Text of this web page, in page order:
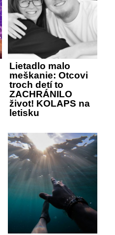
Lietadlo malo
meškanie: Otcovi
troch detí to
ZACHRÁNILO
život! KOLAPS na
letisku